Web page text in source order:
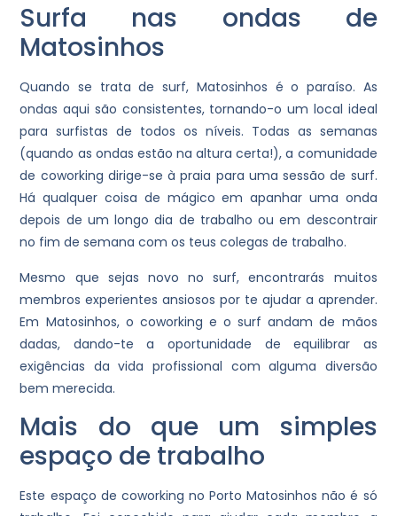
Surfa nas ondas de
Matosinhos
Quando se trata de surf, Matosinhos é o paraíso. As
ondas aqui são consistentes, tornando-o um local ideal
para surfistas de todos os níveis. Todas as semanas
(quando as ondas estão na altura certa!), a comunidade
de coworking dirige-se à praia para uma sessão de surf.
Há qualquer coisa de mágico em apanhar uma onda
depois de um longo dia de trabalho ou em descontrair
no fim de semana com os teus colegas de trabalho.
Mesmo que sejas novo no surf, encontrarás muitos
membros experientes ansiosos por te ajudar a aprender.
Em Matosinhos, o coworking e o surf andam de mãos
dadas, dando-te a oportunidade de equilibrar as
exigências da vida profissional com alguma diversão
bem merecida.
Mais do que um simples
espaço de trabalho
Este espaço de coworking no Porto Matosinhos não é só